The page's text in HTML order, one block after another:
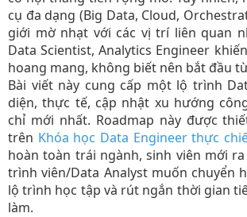
cụ đa dạng (Big Data, Cloud,
giới mờ nhạt với các vị trí liên quan
Data Scientist, Analytics Engineer
hoang mang, không biết nên bắt đầu
Bài viết này cung cấp một lộ trình
diện, thực tế, cập nhật xu hướng
chỉ mới nhất. Roadmap này được
trên Khóa học Data Engineer thực
hoàn toàn trái ngành, sinh viên mới
trình viên/Data Analyst muốn chuyển
lộ trình học tập và rút ngắn thời gian
làm.